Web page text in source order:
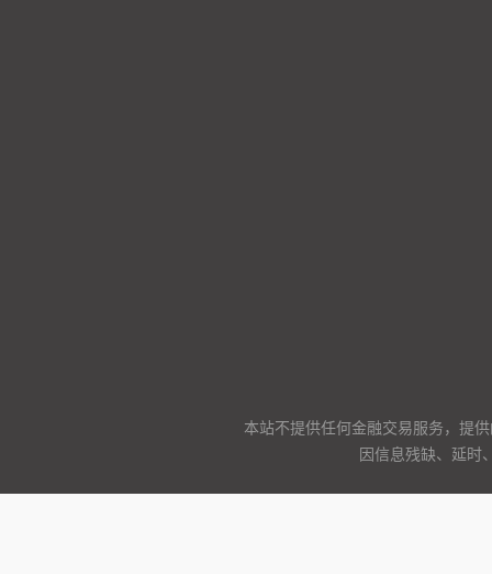
本站不提供任何金融交易服务，提
因信息残缺、延时